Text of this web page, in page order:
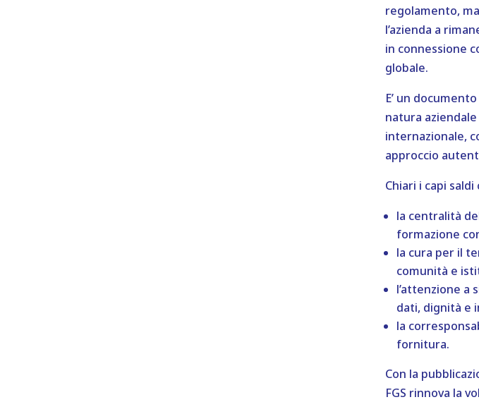
regolamento,
l’azienda a
in connessione
globale.
E’ un
natura
internazionale,
approccio
Chiari i capi saldi
la centralità
formazione
la cura per il
comunità e
l’attenzione a
dati, dignità e
la
fornitura.
Con la
FGS rinnova la